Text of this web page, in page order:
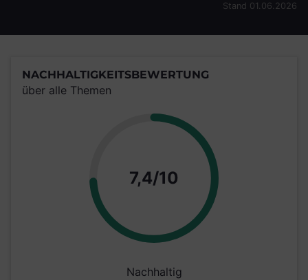
Stand 01.06.2026
NACHHALTIGKEITSBEWERTUNG
über alle Themen
7,4/10 Punkte
Nachhaltig